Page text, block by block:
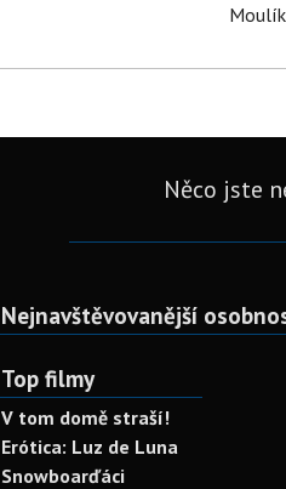
Něco jste
Nejnavštěvovanější
Top filmy
V tom domě straší!
Erótica: Luz de Luna
Snowboarďáci